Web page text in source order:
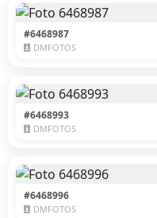
#6468987
DMFOTOS
#6468993
DMFOTOS
#6468996
DMFOTOS